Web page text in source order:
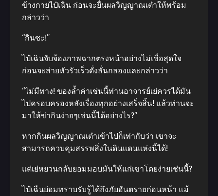
ข้างกายไป๋เฉิน ก่อนจะยื่นผลวิญญาณเต๋าให้พร้อม
กล่าวว่า
“กินซะ!”
ไป๋เฉินจับจ้องภาพฉากตรงหน้าอย่างไม่เชื่อสุดใจ
ก่อนจะส่ายหัวรัวเร็วดั่งลั่นกลองและกล่าวว่า
“ไม่มีทาง! ของล้ำค่าเช่นนี้ท่านอาจารย์เย่ควรได้มัน
ไปครอบครองหลังเรื่องทุกอย่างเสร็จสิ้น! แล้วท่านจะ
มาให้ข่ากินง่ายๆเช่นนี้ได้อย่างไร?”
หากกินผลวิญญาณเต๋าเข้าไปก็เท่ากับว่า เขาจะ
สามารถควบคุมสรรพสิ่งในดินแดนแห่งนี้ได้!
แต่เย่หยวนกลับยอมมอบมันให้แก่เขาโดยง่ายเช่นนี้?
ไป๋เฉืนย่อมทราบรับรู้ได้ถึงภัยอันตรายก่อนหน้า แม้